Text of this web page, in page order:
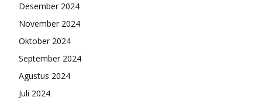
Desember 2024
November 2024
Oktober 2024
September 2024
Agustus 2024
Juli 2024